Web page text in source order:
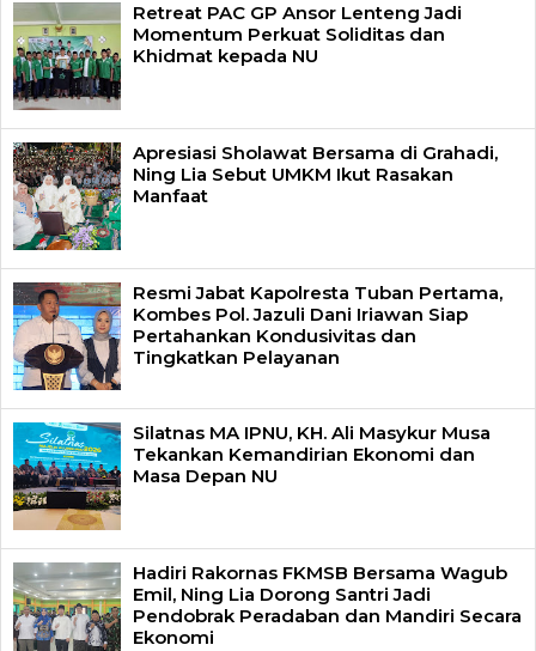
Retreat PAC GP Ansor Lenteng Jadi
Momentum Perkuat Soliditas dan
Khidmat kepada NU
Apresiasi Sholawat Bersama di Grahadi,
Ning Lia Sebut UMKM Ikut Rasakan
Manfaat
Resmi Jabat Kapolresta Tuban Pertama,
Kombes Pol. Jazuli Dani Iriawan Siap
Pertahankan Kondusivitas dan
Tingkatkan Pelayanan
Silatnas MA IPNU, KH. Ali Masykur Musa
Tekankan Kemandirian Ekonomi dan
Masa Depan NU
Hadiri Rakornas FKMSB Bersama Wagub
Emil, Ning Lia Dorong Santri Jadi
Pendobrak Peradaban dan Mandiri Secara
Ekonomi